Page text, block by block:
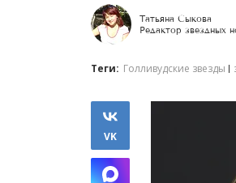
Татьяна Сыкова
Редактор звездных
Теги: Голливудские звезды
VK